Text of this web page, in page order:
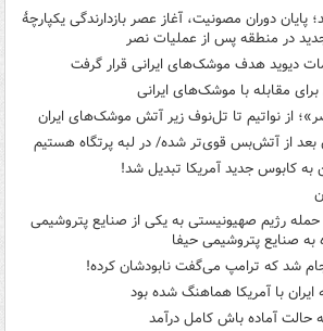
پایان دوران مصونیت، آغاز عصر بازدارندگی یکپارچهٔ
در منطقه پس از عملیات نصر
دیوید هدف موشک‌های ایرانی قرار گرفت
مقابله با موشک‌های ایرانی
از نواتیم تا تل‌نوف زیر آتش موشک‌های ایران
بعد از آتش‌بس قوی‌تر شده/ در لبه پرتگاه هستیم
کابوس جدید آمریکا تبدیل شد!
حمله رژیم صهیونیستی به یکی از صنایع پتروشیمی
صنایع پتروشیمی حیفا
شد که ترامپ می‌گفت نابودشان کرده!
با آمریکا هماهنگ شده بود
حالت آماده باش کامل درآمد